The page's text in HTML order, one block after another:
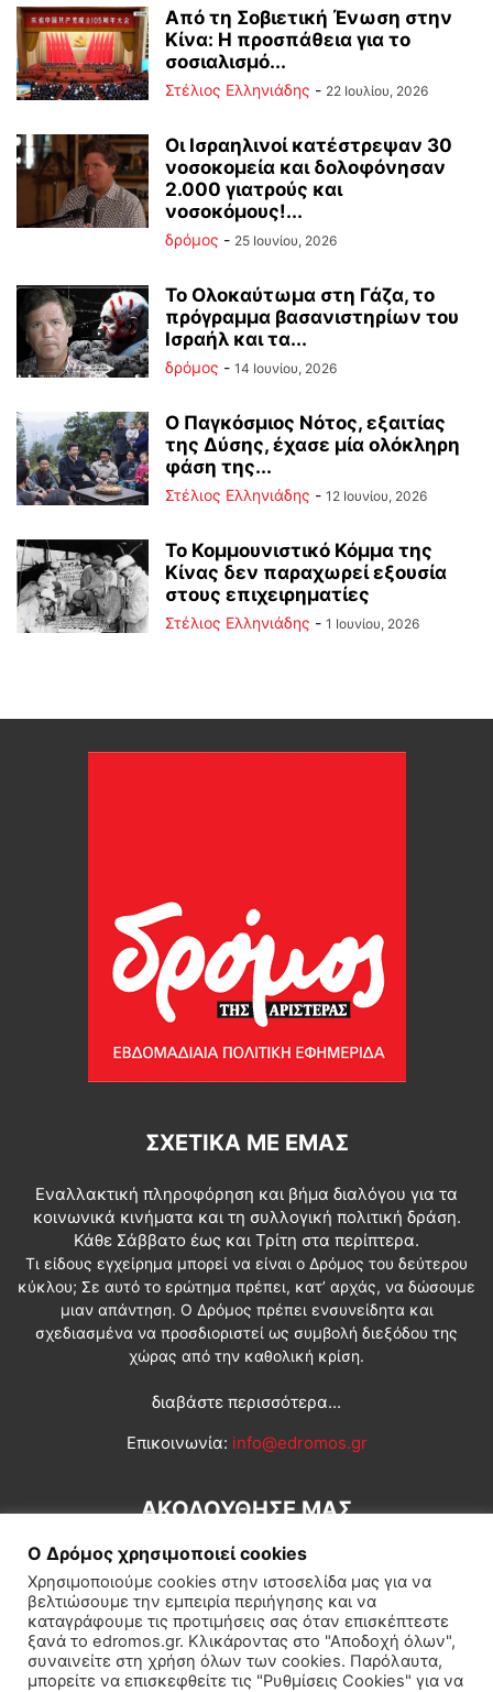
Από τη Σοβιετική Ένωση στην
Κίνα: Η προσπάθεια για το
σοσιαλισμό...
Στέλιος Ελληνιάδης - 22 Ιουλίου, 2026
Οι Ισραηλινοί κατέστρεψαν 30
νοσοκομεία και δολοφόνησαν
2.000 γιατρούς και
νοσοκόμους!...
δρόμος - 25 Ιουνίου, 2026
Το Ολοκαύτωμα στη Γάζα, το
πρόγραμμα βασανιστηρίων του
Ισραήλ και τα...
δρόμος - 14 Ιουνίου, 2026
Ο Παγκόσμιος Νότος, εξαιτίας
της Δύσης, έχασε μία ολόκληρη
φάση της...
Στέλιος Ελληνιάδης - 12 Ιουνίου, 2026
Το Κομμουνιστικό Κόμμα της
Κίνας δεν παραχωρεί εξουσία
στους επιχειρηματίες
Στέλιος Ελληνιάδης - 1 Ιουνίου, 2026
ΣΧΕΤΙΚΆ ΜΕ ΕΜΆΣ
Εναλλακτική πληροφόρηση και βήμα διαλόγου για τα
κοινωνικά κινήματα και τη συλλογική πολιτική δράση.
Κάθε Σάββατο έως και Τρίτη στα περίπτερα.
Τι είδους εγχείρημα μπορεί να είναι ο Δρόμος του δεύτερου
κύκλου; Σε αυτό το ερώτημα πρέπει, κατ’ αρχάς, να δώσουμε
μιαν απάντηση. Ο Δρόμος πρέπει ενσυνείδητα και
σχεδιασμένα να προσδιοριστεί ως συμβολή διεξόδου της
χώρας από την καθολική κρίση.
διαβάστε περισσότερα...
Επικοινωνία: info@edromos.gr
ΑΚΟΛΟΥΘΗΣΕ ΜΑΣ
Εγγραφή συνδρομητή Πολιτική Διεθνή Κοινωνία
Ο Δρόμος χρησιμοποιεί cookies
Χρησιμοποιούμε cookies στην ιστοσελίδα μας για να
βελτιώσουμε την εμπειρία περιήγησης και να
καταγράφουμε τις προτιμήσεις σας όταν επισκέπτεστε
ξανά το edromos.gr. Κλικάροντας στο "Αποδοχή όλων",
συναινείτε στη χρήση όλων των cookies. Παρόλαυτα,
μπορείτε να επισκεφθείτε τις "Ρυθμίσεις Cookies" για να